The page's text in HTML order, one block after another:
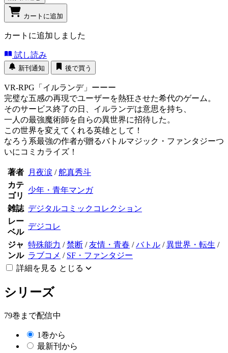
カートに追加
カートに追加しました
試し読み
新刊通知 後で買う
VR-RPG「イルランデ」ーーー
完璧な五感の再現でユーザーを熱狂させた希代のゲーム。
そのサービス終了の日、イルランデは意思を持ち、
一人の最強魔術師を自らの異世界に招待した。
この世界を変えてくれる英雄として！
なろう系最強の作者が贈るバトルマジック・ファンタジーつ
いにコミカライズ！
著者 月夜涙 /舵真秀斗
カテ
ゴリ
少年・青年マンガ
雑誌 デジタルコミックコレクション
レー
ベル
デジコレ
ジャ
ンル
特殊能力 /禁断 /友情・青春 /バトル /異世界・転生 /
ラブコメ / SF・ファンタジー
詳細を見る とじる
シリーズ
79巻まで配信中
1巻から
最新刊から